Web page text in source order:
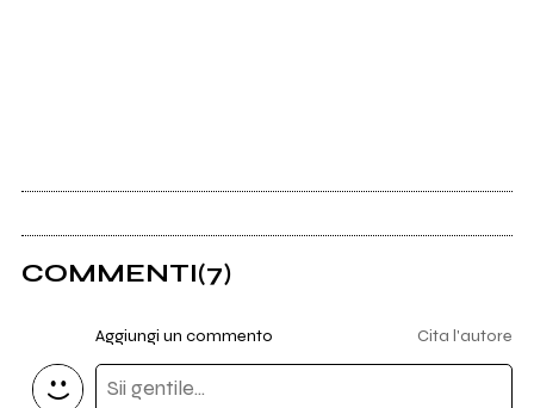
COMMENTI(7)
Aggiungi un commento Cita l'autore